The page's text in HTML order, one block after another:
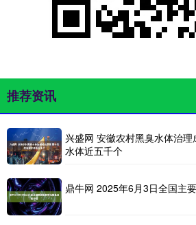
推荐资讯
兴盛网 安徽农村黑臭水体治
水体近五千个
鼎牛网 2025年6月3日全国主